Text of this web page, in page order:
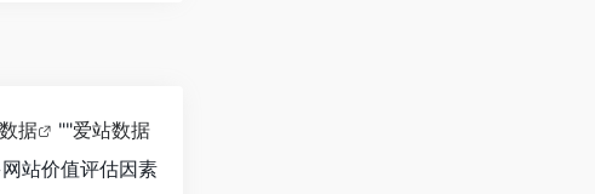
据 ""爱站数据
站价值评估因素